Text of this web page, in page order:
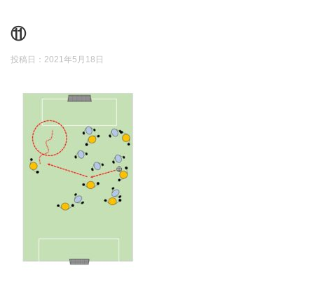
⑪
投稿日： 2021年5月18日